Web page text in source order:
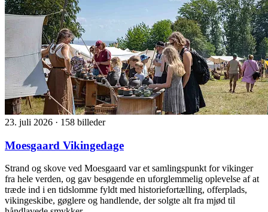
23. juli 2026 · 158 billeder
Moesgaard Vikingedage
Strand og skove ved Moesgaard var et samlingspunkt for vikinger
fra hele verden, og gav besøgende en uforglemmelig oplevelse af at
træde ind i en tidslomme fyldt med historiefortælling, offerplads,
vikingeskibe, gøglere og handlende, der solgte alt fra mjød til